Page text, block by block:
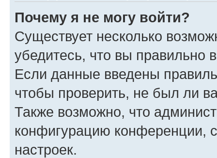
Почему я не могу войти?
Существует несколько
убедитесь, что вы правильно
Если данные введены
чтобы проверить, не был ли
Также возможно, что
конфигурацию конференции,
настроек.